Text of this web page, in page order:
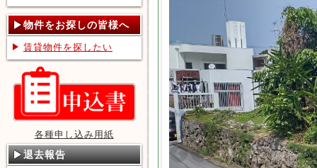
物件をお探しの皆様へ
賃貸物件を探したい
各種申し込み用紙
退去報告